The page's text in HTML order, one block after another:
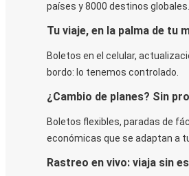
países y 8000 destinos
Tu viaje, en la palma de tu
Boletos en el celular,
bordo: lo tenemos controlado.
¿Cambio de planes? Sin
Boletos flexibles, paradas de
económicas que se adaptan a
Rastreo en vivo: viaja sin